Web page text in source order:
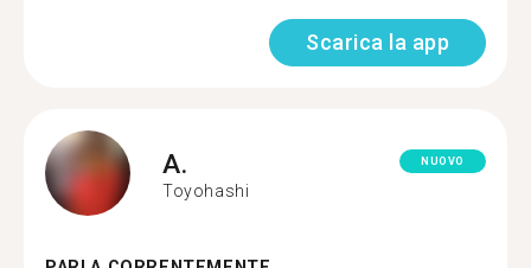
Scarica la app
A.
Toyohashi
NUOVO